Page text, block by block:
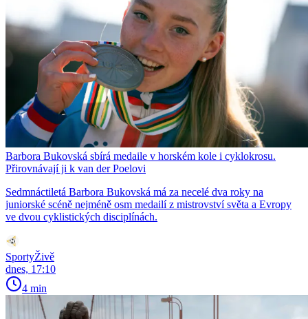
Barbora Bukovská sbírá medaile v horském kole i cyklokrosu.
Přirovnávají ji k van der Poelovi
Sedmnáctiletá Barbora Bukovská má za necelé dva roky na
juniorské scéně nejméně osm medailí z mistrovství světa a Evropy
ve dvou cyklistických disciplínách.
SportyŽivě
dnes, 17:10
4 min